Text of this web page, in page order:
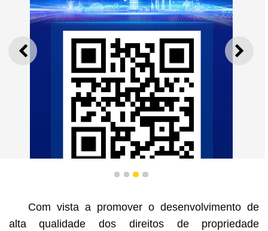
ANTERIOR
Cartaz promocional do Concurso
1 2 3 4
Com vista a promover o desenvolvimento de
alta qualidade dos direitos de propriedade